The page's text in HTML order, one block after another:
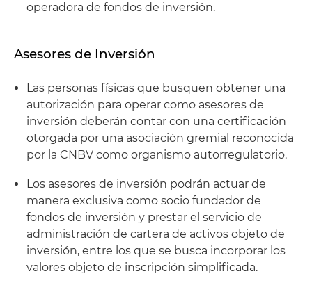
operadora de fondos de inversión.
Asesores de Inversión
Las personas físicas que busquen obtener una
autorización para operar como asesores de
inversión deberán contar con una certificación
otorgada por una asociación gremial reconocida
por la CNBV como organismo autorregulatorio.
Los asesores de inversión podrán actuar de
manera exclusiva como socio fundador de
fondos de inversión y prestar el servicio de
administración de cartera de activos objeto de
inversión, entre los que se busca incorporar los
valores objeto de inscripción simplificada.